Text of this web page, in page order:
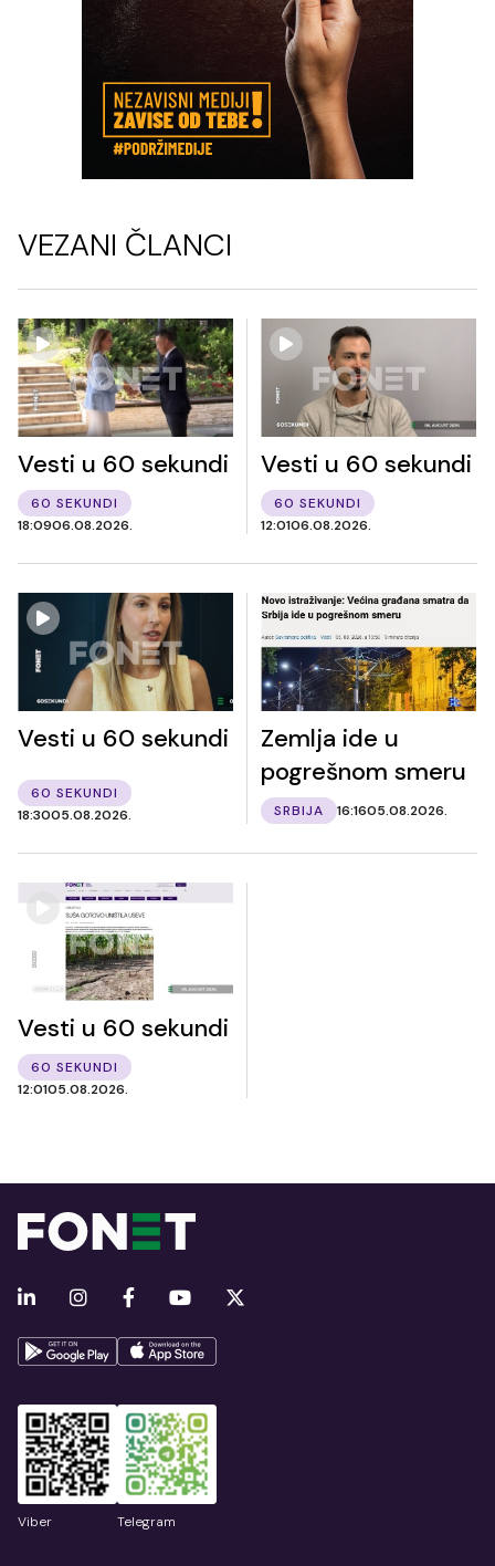
VEZANI ČLANCI
Vesti u 60 sekundi
60 SEKUNDI
18:0906.08.2026.
Vesti u 60 sekundi
60 SEKUNDI
12:0106.08.2026.
Vesti u 60 sekundi
60 SEKUNDI
18:3005.08.2026.
Zemlja ide u
pogrešnom smeru
SRBIJA 16:1605.08.2026.
Vesti u 60 sekundi
60 SEKUNDI
12:0105.08.2026.
Viber Telegram